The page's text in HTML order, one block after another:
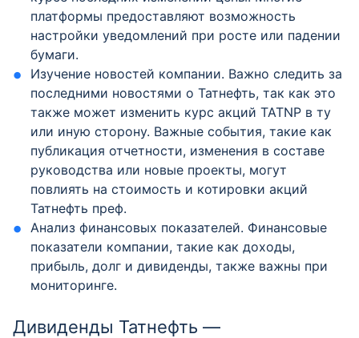
платформы предоставляют возможность
настройки уведомлений при росте или падении
бумаги.
Изучение новостей компании. Важно следить за
последними новостями о Татнефть, так как это
также может изменить курс акций TATNP в ту
или иную сторону. Важные события, такие как
публикация отчетности, изменения в составе
руководства или новые проекты, могут
повлиять на стоимость и котировки акций
Татнефть преф.
Анализ финансовых показателей. Финансовые
показатели компании, такие как доходы,
прибыль, долг и дивиденды, также важны при
мониторинге.
Дивиденды Татнефть —